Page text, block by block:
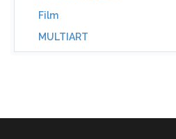
Film
MULTIART